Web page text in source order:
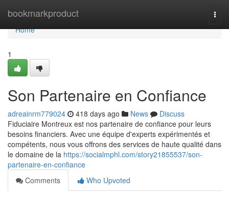
bookmarkproduct
Home
Home
1
Son Partenaire en Confiance
adreainrm779024 418 days ago News
Discuss
Fiduciaire Montreux est nos partenaire de confiance pour leurs
besoins financiers. Avec une équipe d'experts expérimentés et
compétents, nous vous offrons des services de haute qualité dans
le domaine de la https://socialmphl.com/story21855537/son-
partenaire-en-confiance
Comments
Who Upvoted